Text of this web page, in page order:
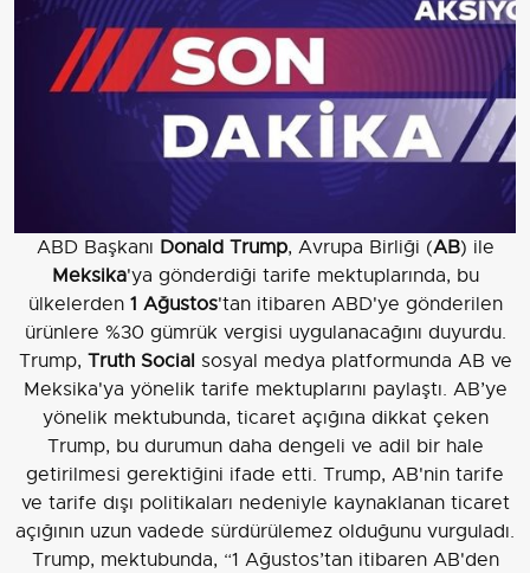
ABD Başkanı Donald Trump, Avrupa Birliği (AB) ile
Meksika'ya gönderdiği tarife mektuplarında, bu
ülkelerden 1 Ağustos'tan itibaren ABD'ye gönderilen
ürünlere %30 gümrük vergisi uygulanacağını duyurdu.
Trump, Truth Social sosyal medya platformunda AB ve
Meksika'ya yönelik tarife mektuplarını paylaştı. AB’ye
yönelik mektubunda, ticaret açığına dikkat çeken
Trump, bu durumun daha dengeli ve adil bir hale
getirilmesi gerektiğini ifade etti. Trump, AB'nin tarife
ve tarife dışı politikaları nedeniyle kaynaklanan ticaret
açığının uzun vadede sürdürülemez olduğunu vurguladı.
Trump, mektubunda, “1 Ağustos’tan itibaren AB'den